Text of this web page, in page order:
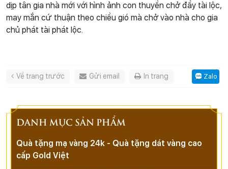
dịp tân gia nhà mới với hình ảnh con thuyền chở đầy tài lộc,
may mắn cứ thuận theo chiều gió mà chở vào nhà cho gia
chủ phát tài phát lộc.
Về trang trước Gửi email In trang Zalo
DANH MỤC SẢN PHẨM
Quà tặng mạ vàng 24k - Quà tặng dát vàng cao
cấp Gold Việt